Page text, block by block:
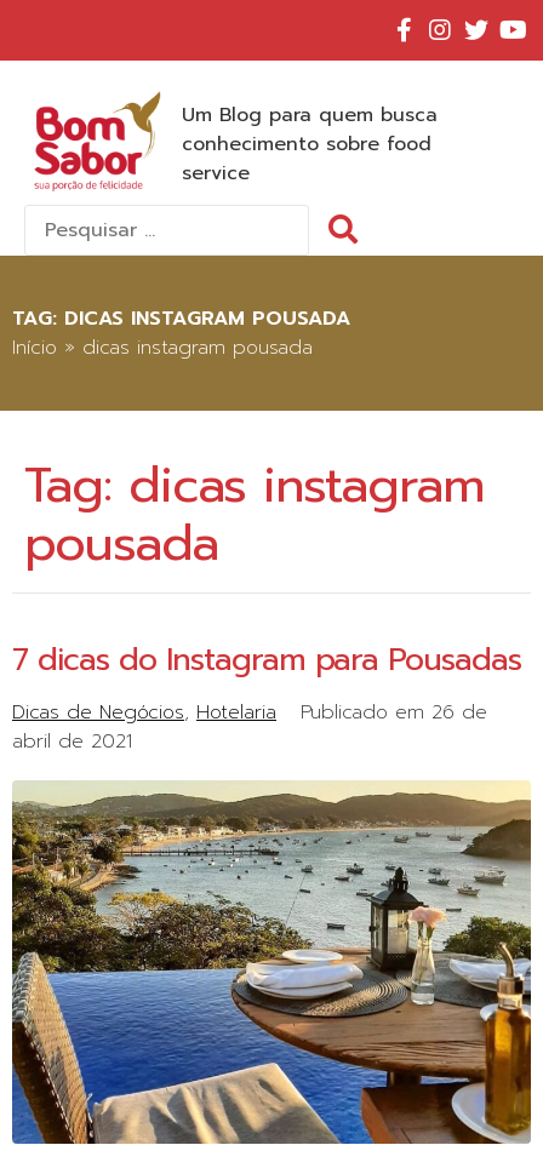
Um Blog para quem busca
conhecimento sobre food
service
Pesquisar
por:
TAG: DICAS INSTAGRAM POUSADA
Início » dicas instagram pousada
Tag: dicas instagram
pousada
7 dicas do Instagram para Pousadas
Dicas de Negócios Hotelaria Publicado em 26 de
abril de 2021